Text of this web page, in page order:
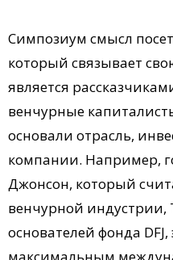
Симпозиум смысл
который связывает
является
венчурные
основали отрасль,
компании. Например,
Джонсон, который
венчурной
основателей фонда